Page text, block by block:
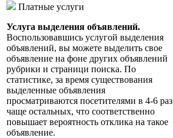
Платные услуги
Услуга выделения объявлений.
Воспользовавшись услугой выделения
объявлений, вы можете выделить свое
объявление на фоне других объявлений
рубрики и страници поиска. По
статистике, за время существования
выделенные объявления
просматриваются посетителями в 4-6 раз
чаще остальных, что соответственно
повышает вероятность отклика на такое
объявление.